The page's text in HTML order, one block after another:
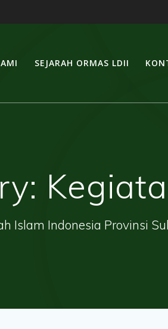
SEJARAH ORMAS LDII
Islam Indonesia Provinsi